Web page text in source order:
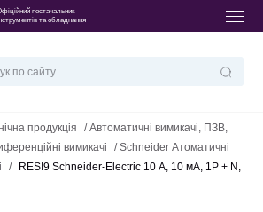
постачальник
та обладнання
продукція /Автоматичні вимикачі, ПЗВ,
вимикачі /Schneider Атоматичні
/
RESI9 Schneider-Electric 10 А, 10 мА, 1P + N,